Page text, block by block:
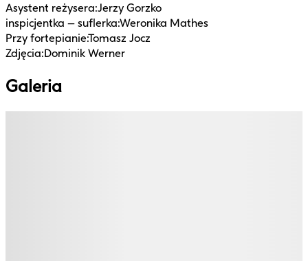
Asystent reżysera:Jerzy Gorzko
inspicjentka – suflerka:Weronika Mathes
Przy fortepianie:Tomasz Jocz
Zdjęcia:Dominik Werner
Galeria